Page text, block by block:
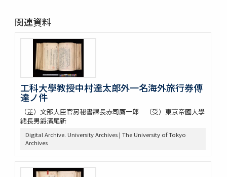
関連資料
工科大學教授中村達太郎外一名海外旅行券傳
達ノ件
（差）文部大臣官房秘書課長赤司鷹一郎 （受）東京帝國大學
總長男爵濱尾新
Digital Archive. University Archives | The University of Tokyo
Archives